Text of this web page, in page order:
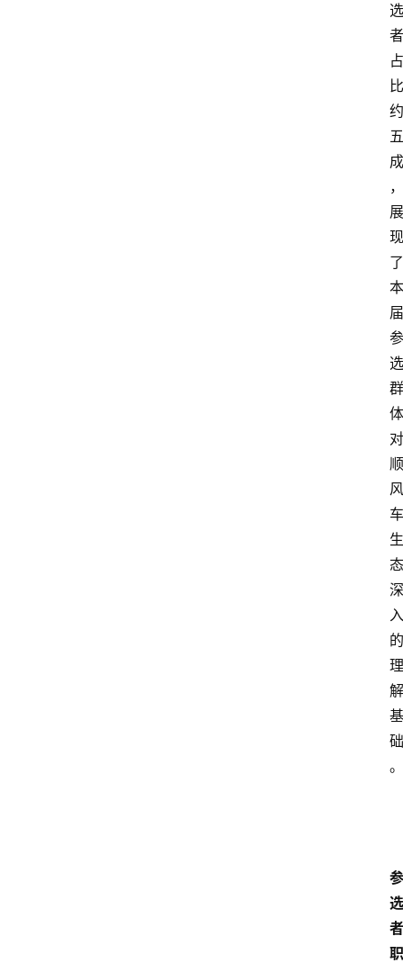
选
者
占
比
约
五
成
，
展
现
了
本
届
参
选
群
体
对
顺
风
车
生
态
深
入
的
理
解
基
础
。
参
选
者
职